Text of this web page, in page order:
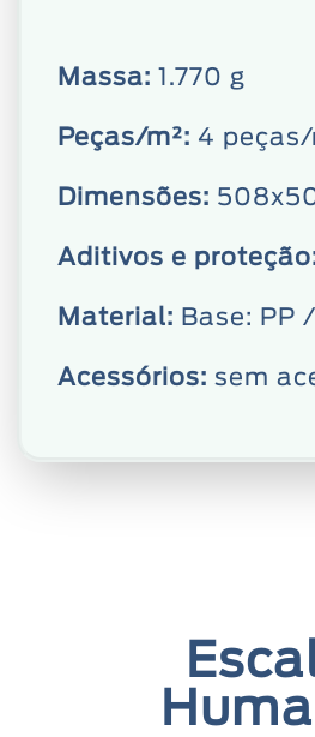
Massa:1.770 g
Peças/m²: 4 peças/
Dimensões:
Aditivos e
Material: Base: PP
Acessórios:sem